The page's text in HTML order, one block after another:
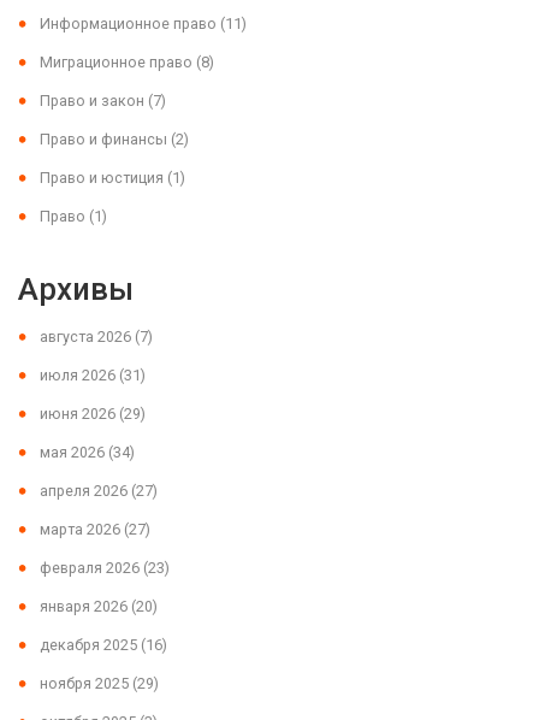
Информационное право (11)
Миграционное право (8)
Право и закон (7)
Право и финансы (2)
Право и юстиция (1)
Право (1)
Архивы
августа 2026 (7)
июля 2026 (31)
июня 2026 (29)
мая 2026 (34)
апреля 2026 (27)
марта 2026 (27)
февраля 2026 (23)
января 2026 (20)
декабря 2025 (16)
ноября 2025 (29)